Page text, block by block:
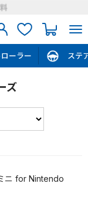
ーラー ステ
ズ
ニ for Nintendo